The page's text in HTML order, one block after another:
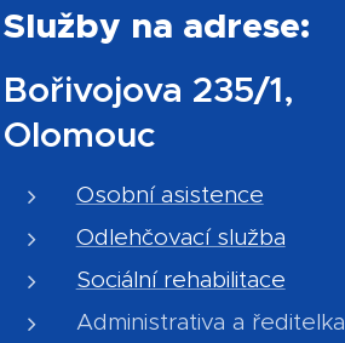
Služby na adrese:
Bořivojova 235/1,
Olomouc
Osobní asistence
Odlehčovací služba
Sociální rehabilitace
Administrativa a ředitelka